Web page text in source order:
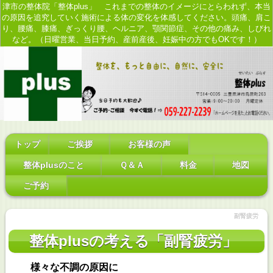
津市の整体院「整体plus」 これまでの整体のイメージにとらわれず、本当
の原因を追究していく施術による体の変化を体感してください。頭痛、肩こ
り、腰痛、膝痛、ぎっくり腰、ヘルニア、顎関節症、その他の痛み、しびれ
など。（日曜営業、当日予約、産前産後、妊娠中の方でもOKです！）
トップ ご挨拶 お客様の声
整体plusのこと Ｑ＆Ａ 料金 地図
ご予約
副腎疲労
整体plusの考える「副腎疲労」
様々な不調の原因に